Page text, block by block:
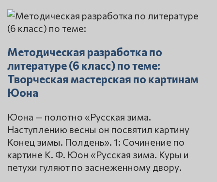
Методическая разработка по
литературе (6 класс) по теме:
Творческая мастерская по картинам
Юона
Юона — полотно «Русская зима.
Наступлению весны он посвятил картину
Конец зимы. Полдень». 1: Сочинение по
картине К. Ф. Юон «Русская зима. Куры и
петухи гуляют по заснеженному двору.